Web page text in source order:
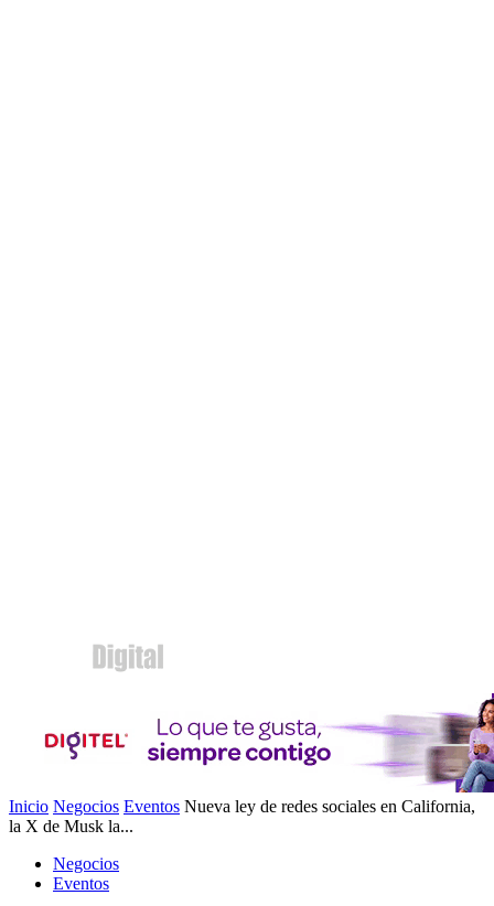
Inicio Negocios Eventos Nueva ley de redes sociales en California,
la X de Musk la...
Negocios
Eventos